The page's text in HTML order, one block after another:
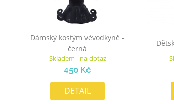
Dámský kostým vévodkyně -
černá
Skladem - na dotaz
450 Kč
DETAIL